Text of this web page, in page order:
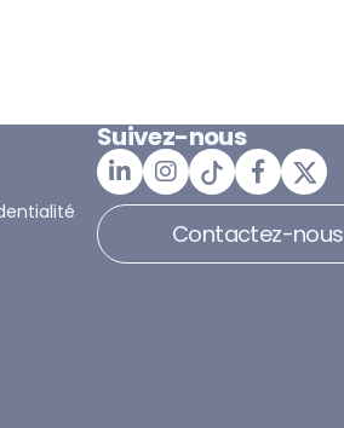
Suivez-nous
Contactez-nous